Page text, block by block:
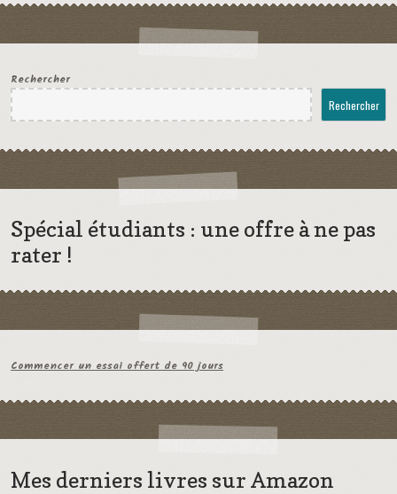
Rechercher
Rechercher
Spécial étudiants : une offre à ne pas
rater !
Commencer un essai offert de 90 jours
Mes derniers livres sur Amazon